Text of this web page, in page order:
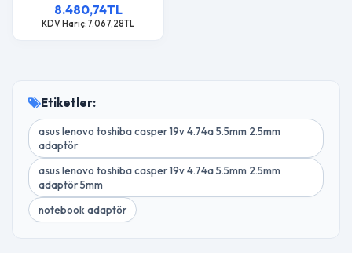
8.480,74TL
KDV Hariç:7.067,28TL
Etiketler:
asus lenovo toshiba casper 19v 4.74a 5.5mm 2.5mm
adaptör
asus lenovo toshiba casper 19v 4.74a 5.5mm 2.5mm
adaptör 5mm
notebook adaptör